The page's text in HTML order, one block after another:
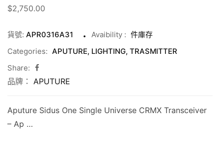
$2,750.00
貨號: APR0316A31 Avaibility : 件庫存
Categories: APUTURE, LIGHTING, TRASMITTER
Share:
品牌： APUTURE
Aputure Sidus One Single Universe CRMX Transceiver
– Ap …